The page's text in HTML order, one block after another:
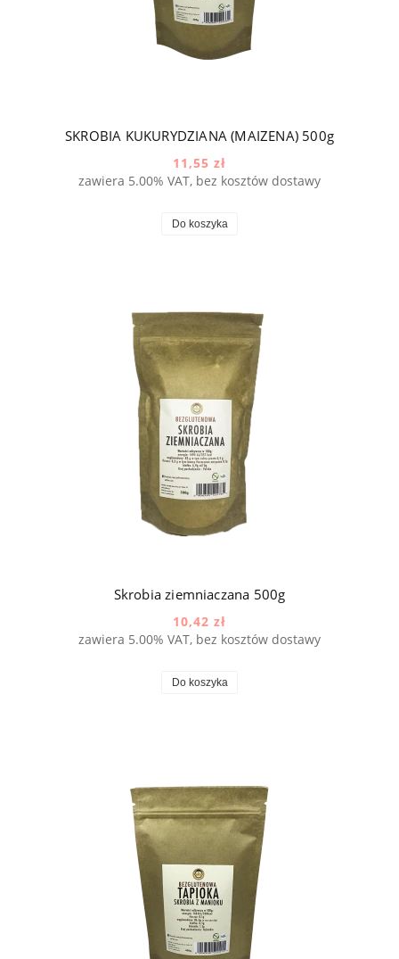
SKROBIA KUKURYDZIANA (MAIZENA) 500g
11,55 zł
zawiera 5.00% VAT, bez kosztów dostawy
Do koszyka
Skrobia ziemniaczana 500g
10,42 zł
zawiera 5.00% VAT, bez kosztów dostawy
Do koszyka